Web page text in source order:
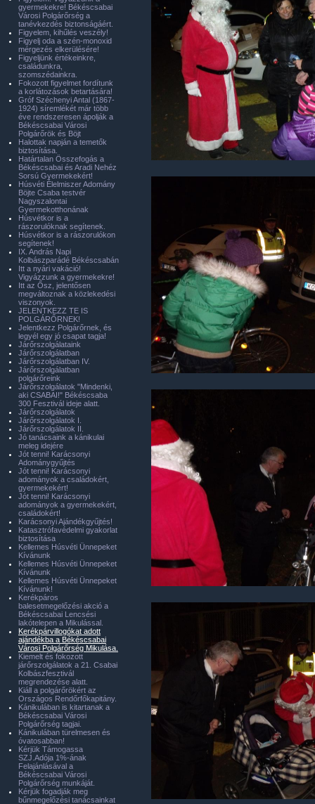
gyermekekre! Békéscsabai
Városi Polgárőrség a
tanévkezdés biztonságáért.
Figyelem, kihűlés veszély!
Figyelj oda a szén-monoxid
mérgezés elkerülésére!
Figyeljünk értékeinkre,
családunkra,
szomszédainkra.
Fokozott figyelmet fordítunk
a korlátozások betartására!
Gróf Széchenyi Antal (1867-
1924) síremlékét már több
éve rendszeresen ápolják a
Békéscsabai Városi
Polgárőrök és Böjt
Halottak napján a temetők
biztosítása.
Határtalan Összefogás a
Békéscsabai és Aradi Nehéz
Sorsú Gyermekekért!
Húsvéti Élelmiszer Adomány
Böjte Csaba testvér
Nagyszalontai
Gyermekotthonának
Húsvétkor is a
rászorulóknak segítenek.
Húsvétkor is a rászorulókon
segítenek!
IX. András Napi
Kolbászparádé Békéscsabán
Itt a nyári vakáció!
Vigyázzunk a gyermekekre!
Itt az Ősz, jelentősen
megváltoznak a közlekedési
viszonyok.
JELENTKEZZ TE IS
POLGÁRŐRNEK!
Jelentkezz Polgárőrnek, és
legyél egy jó csapat tagja!
Járőrszolgálataink
Járőrszolgálatban
Járőrszolgálatban IV.
Járőrszolgálatban
polgárőreink
Járőrszolgálatok "Mindenki,
aki CSABAI!" Békéscsaba
300 Fesztivál ideje alatt.
Járőrszolgálatok
Járőrszolgálatok I.
Járőrszolgálatok II.
Jó tanácsaink a kánikulai
meleg idejére
Jót tenni! Karácsonyi
Adománygyűjtés
Jót tenni! Karácsonyi
adományok a családokért,
gyermekekért!
Jót tenni! Karácsonyi
adományok a gyermekekért,
családokért!
Karácsonyi Ajándékgyűjtés!
Katasztrófavédelmi gyakorlat
biztosítása
Kellemes Húsvéti Ünnepeket
Kívánunk
Kellemes Húsvéti Ünnepeket
Kívánunk
Kellemes Húsvéti Ünnepeket
Kívánunk!
Kerékpáros
balesetmegelőzési akció a
Békéscsabai Lencsési
lakótelepen a Mikulással.
Kerékpárvillogókat adott
ajándékba a Békéscsabai
Városi Polgárőrség Mikulása.
Kiemelt és fokozott
járőrszolgálatok a 21. Csabai
Kolbászfesztivál
megrendezése alatt.
Kiáll a polgárőrökért az
Országos Rendőrfőkapitány.
Kánikulában is kitartanak a
Békéscsabai Városi
Polgárőrség tagjai.
Kánikulában türelmesen és
óvatosabban!
Kérjük Támogassa
SZJ.Adója 1%-ának
Felajánlásával a
Békéscsabai Városi
Polgárőrség munkáját.
Kérjük fogadják meg
bűnmegelőzési tanácsainkat